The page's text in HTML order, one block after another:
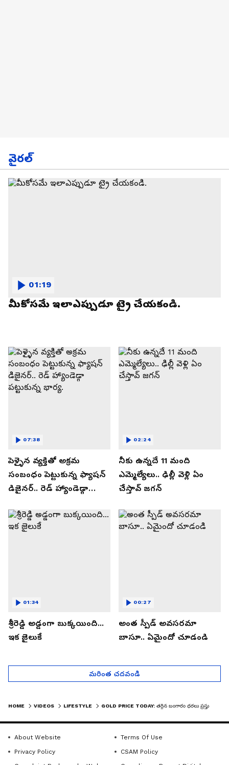
వైరల్
మీకోసమే ఇలాఎప్పుడూ ట్రై చేయకండి.
01:19
పెళ్ళైన వ్యక్తితో అక్రమ
సంబంధం పెట్టుకున్న ఫ్యాషన్
డిజైనర్.. రెడ్ హ్యాండెడ్గా
07:38
నీకు ఉన్నదే 11 మంది
ఎమ్మెల్యేలు.. ఢిల్లీ వెళ్లి ఏం
చేస్తావ్ జగన్
02:24
శ్రీరెడ్డి అడ్డంగా బుక్కయింది...
ఇక జైలుకే
01:34
అంత స్పీడ్ అవసరమా
బాసూ.. ఏమైందో చూడండి
00:27
మరింత చదవండి
HOME VIDEOS LIFESTYLE
About Website
Terms Of Use
Privacy Policy
CSAM Policy